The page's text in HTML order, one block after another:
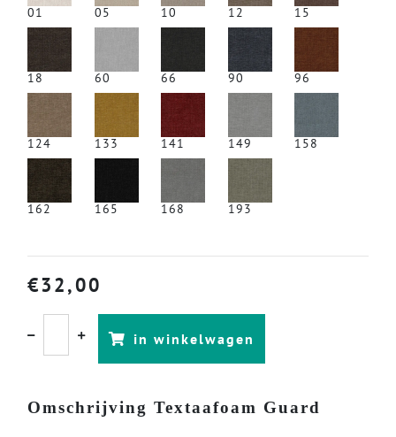
01 05 10 12 15
18 60 66 90 96
124 133 141 149 158
162 165 168 193
€32,00
in winkelwagen
Omschrijving Textaafoam Guard